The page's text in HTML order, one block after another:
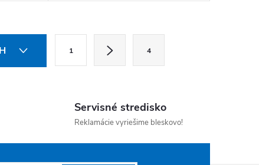
Stránkovanie
1 4
Servisné stredisko
Reklamácie vyriešime bleskovo!